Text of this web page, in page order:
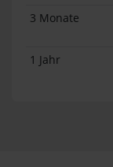
3 Monate
1 Jahr